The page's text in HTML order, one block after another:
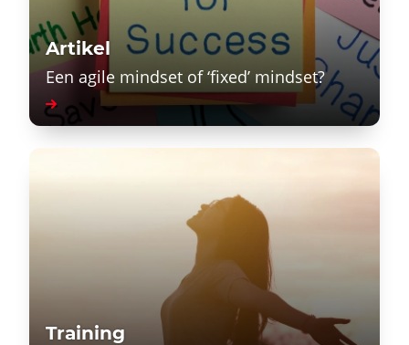
Artikel
Een agile mindset of ‘fixed’ mindset?
Training